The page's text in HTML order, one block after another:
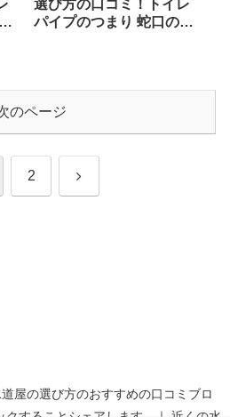
選び方の口コミ！トイレ
パイプのつまり 蛇口の水
のページ
2 次
屋の選び方のおすすめの口コミブロ